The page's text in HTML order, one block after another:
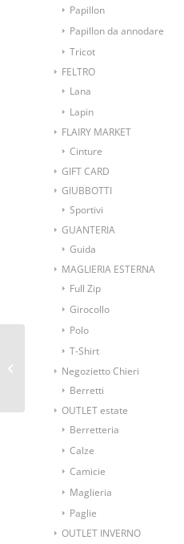
Papillon
Papillon da annodare
Tricot
FELTRO
Lana
Lapin
FLAIRY MARKET
Cinture
GIFT CARD
GIUBBOTTI
Sportivi
GUANTERIA
Guida
MAGLIERIA ESTERNA
Full Zip
Girocollo
Polo
T-Shirt
Negozietto Chieri
Berretti
OUTLET estate
Berretteria
Calze
Camicie
Maglieria
Paglie
OUTLET INVERNO
Camicia da uomo in
flanella foderata in pile